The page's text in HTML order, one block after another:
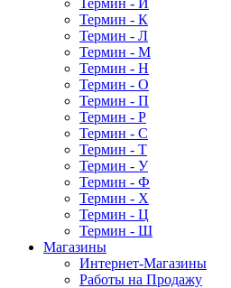
Термин - И
Термин - К
Термин - Л
Термин - М
Термин - Н
Термин - О
Термин - П
Термин - Р
Термин - С
Термин - Т
Термин - У
Термин - Ф
Термин - Х
Термин - Ц
Термин - Ш
Магазины
Интернет-Магазины
Работы на Продажу